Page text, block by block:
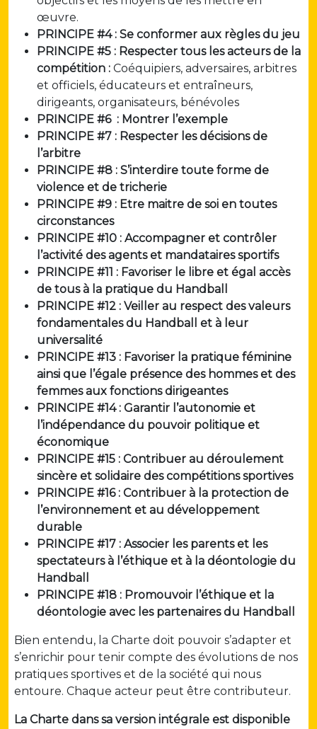
œuvre.
PRINCIPE #4 : Se conformer aux règles du jeu
PRINCIPE #5 : Respecter tous les acteurs de la
compétition : Coéquipiers, adversaires, arbitres
et officiels, éducateurs et entraîneurs,
dirigeants, organisateurs, bénévoles
PRINCIPE #6 : Montrer l’exemple
PRINCIPE #7 : Respecter les décisions de
l’arbitre
PRINCIPE #8 : S’interdire toute forme de
violence et de tricherie
PRINCIPE #9 : Etre maitre de soi en toutes
circonstances
PRINCIPE #10 : Accompagner et contrôler
l’activité des agents et mandataires sportifs
PRINCIPE #11 : Favoriser le libre et égal accès
de tous à la pratique du Handball
PRINCIPE #12 : Veiller au respect des valeurs
fondamentales du Handball et à leur
universalité
PRINCIPE #13 : Favoriser la pratique féminine
ainsi que l’égale présence des hommes et des
femmes aux fonctions dirigeantes
PRINCIPE #14 : Garantir l’autonomie et
l’indépendance du pouvoir politique et
économique
PRINCIPE #15 : Contribuer au déroulement
sincère et solidaire des compétitions sportives
PRINCIPE #16 : Contribuer à la protection de
l’environnement et au développement
durable
PRINCIPE #17 : Associer les parents et les
spectateurs à l’éthique et à la déontologie du
Handball
PRINCIPE #18 : Promouvoir l’éthique et la
déontologie avec les partenaires du Handball
Bien entendu, la Charte doit pouvoir s’adapter et
s’enrichir pour tenir compte des évolutions de nos
pratiques sportives et de la société qui nous
entoure. Chaque acteur peut être contributeur.
La Charte dans sa version intégrale est disponible